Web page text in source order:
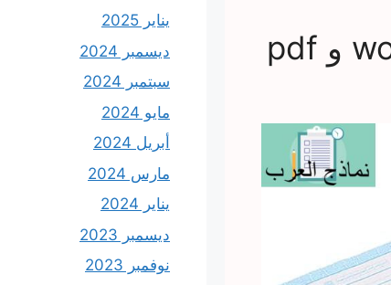
يناير 2025
ديسمبر 2024
سبتمبر 2024
مايو 2024
أبريل 2024
مارس 2024
يناير 2024
ديسمبر 2023
نوفمبر 2023